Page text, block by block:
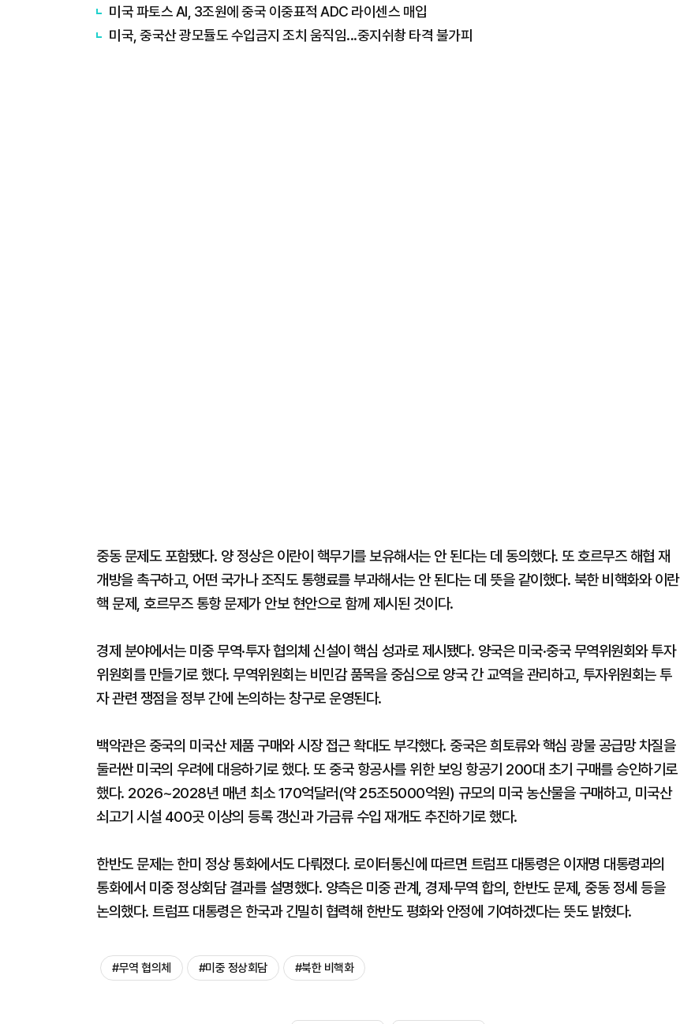
미국 파토스 AI, 3조원에 중국 이중표적 ADC 라이센스 매입
미국, 중국산 광모듈도 수입금지 조치 움직임...중지쉬촹 타격 불가피
중동 문제도 포함됐다. 양 정상은 이란이 핵무기를 보유해서는 안 된다는 데 동의했다. 또 호르무즈 해협 재
개방을 촉구하고, 어떤 국가나 조직도 통행료를 부과해서는 안 된다는 데 뜻을 같이했다. 북한 비핵화와 이란
핵 문제, 호르무즈 통항 문제가 안보 현안으로 함께 제시된 것이다.
경제 분야에서는 미중 무역·투자 협의체 신설이 핵심 성과로 제시됐다. 양국은 미국·중국 무역위원회와 투자
위원회를 만들기로 했다. 무역위원회는 비민감 품목을 중심으로 양국 간 교역을 관리하고, 투자위원회는 투
자 관련 쟁점을 정부 간에 논의하는 창구로 운영된다.
백악관은 중국의 미국산 제품 구매와 시장 접근 확대도 부각했다. 중국은 희토류와 핵심 광물 공급망 차질을
둘러싼 미국의 우려에 대응하기로 했다. 또 중국 항공사를 위한 보잉 항공기 200대 초기 구매를 승인하기로
했다. 2026~2028년 매년 최소 170억달러(약 25조5000억원) 규모의 미국 농산물을 구매하고, 미국산
쇠고기 시설 400곳 이상의 등록 갱신과 가금류 수입 재개도 추진하기로 했다.
한반도 문제는 한미 정상 통화에서도 다뤄졌다. 로이터통신에 따르면 트럼프 대통령은 이재명 대통령과의
통화에서 미중 정상회담 결과를 설명했다. 양측은 미중 관계, 경제·무역 합의, 한반도 문제, 중동 정세 등을
논의했다. 트럼프 대통령은 한국과 긴밀히 협력해 한반도 평화와 안정에 기여하겠다는 뜻도 밝혔다.
#무역 협의체 #미중 정상회담 #북한 비핵화